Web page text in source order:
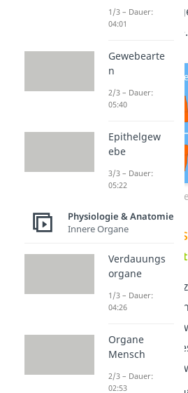
sich in dem
20Milchzähne.
Dazu zählen acht
Eckzähneundacht
dünnere
.
anfälliger für
mehr Pflege als
1/3 – Dauer:
04:01
Gewebearte
n
2/3 – Dauer:
05:40
Epithelgew
ebe
3/3 – Dauer:
05:22
Physiologie & Anatomie
Innere Organe
Verdauungs
organe
1/3 – Dauer:
04:26
Organe
Mensch
2/3 – Dauer:
02:53